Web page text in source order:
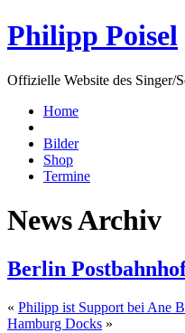
Philipp Poisel
Offizielle Website des Singer/
Home
Bilder
Shop
Termine
News Archiv
Berlin
« Philipp ist Support bei Ane
Hamburg Docks »